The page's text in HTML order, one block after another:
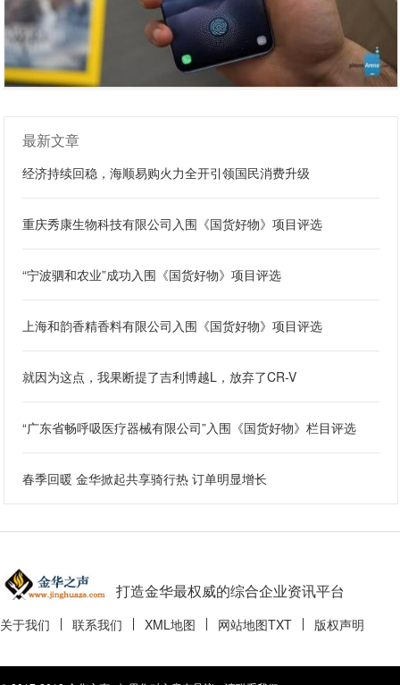
最新文章
经济持续回稳，海顺易购火力全开引领国民消费升级
重庆秀康生物科技有限公司入围《国货好物》项目评选
“宁波驷和农业”成功入围《国货好物》项目评选
上海和韵香精香料有限公司入围《国货好物》项目评选
就因为这点，我果断提了吉利博越L，放弃了CR-V
“广东省畅呼吸医疗器械有限公司”入围《国货好物》栏目评选
春季回暖 金华掀起共享骑行热 订单明显增长
打造金华最权威的综合企业资讯平台
关于我们 联系我们 XML地图 网站地图TXT 版权声明